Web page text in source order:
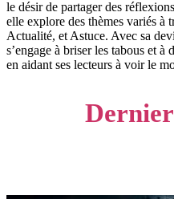
le désir de partager des
elle explore des thèmes variés à
Actualité, et Astuce. Avec sa
s’engage à briser les tabous et
en aidant ses lecteurs à voir le